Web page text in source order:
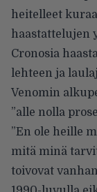
heitelleet
haastattelujen
Cronosia
lehteen ja
Venomin
”alle nolla
”En ole heille
mitä minä
toivovat